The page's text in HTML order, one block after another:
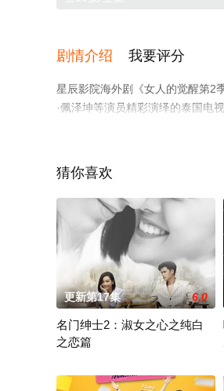
剧情介绍 我要评分
星辰影院海外剧《女人的觉醒第2
·佩泽坤等演员精彩演绎的泰国电
播电视剧提前免费观看，更多剧
猜你喜欢
更新第17集 6.0
名门绅士2：淑女之心之纯白
之恋篇